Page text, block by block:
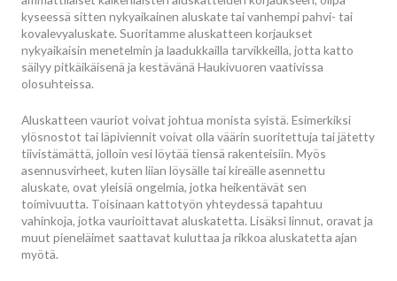
kyseessä sitten nykyaikainen aluskate tai vanhempi pahvi- tai
kovalevyaluskate. Suoritamme aluskatteen korjaukset
nykyaikaisin menetelmin ja laadukkailla tarvikkeilla, jotta katto
säilyy pitkäikäisenä ja kestävänä Haukivuoren vaativissa
olosuhteissa.
Aluskatteen vauriot voivat johtua monista syistä. Esimerkiksi
ylösnostot tai läpiviennit voivat olla väärin suoritettuja tai jätetty
tiivistämättä, jolloin vesi löytää tiensä rakenteisiin. Myös
asennusvirheet, kuten liian löysälle tai kireälle asennettu
aluskate, ovat yleisiä ongelmia, jotka heikentävät sen
toimivuutta. Toisinaan kattotyön yhteydessä tapahtuu
vahinkoja, jotka vaurioittavat aluskatetta. Lisäksi linnut, oravat ja
muut pieneläimet saattavat kuluttaa ja rikkoa aluskatetta ajan
myötä.